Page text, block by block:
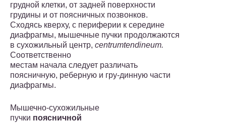
грудной клетки, от задней поверхности
грудины и от поясничных позвонков.
Сходясь кверху, с перифе­рии к середине
диафрагмы, мышечные пучки продолжаются
в сухожильный центр, centrumtendineum.
Соответственно
местам начала следует различать
поясничную, реберную и гру-динную части
диафрагмы.
Мышечно-сухожильные
пучки поясничной